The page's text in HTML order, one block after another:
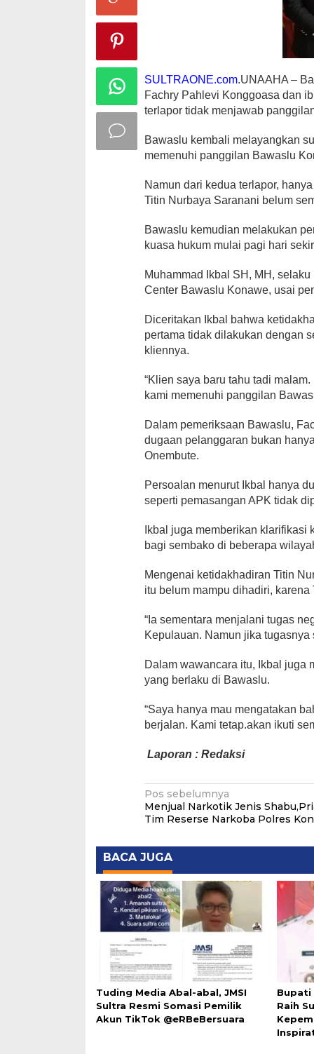
SULTRAONE.com.UNAAHA –
Fachry Pahlevi Konggoasa dan
terlapor tidak menjawab
Bawaslu kembali melayangkan
memenuhi panggilan Bawaslu
Namun dari kedua terlapor,
Titin Nurbaya Saranani belum
Bawaslu kemudian melakukan
kuasa hukum mulai pagi hari
Muhammad Ikbal SH, MH,
Center Bawaslu Konawe, usai
Diceritakan Ikbal bahwa
pertama tidak dilakukan dengan
kliennya.
“Klien saya baru tahu tadi
kami memenuhi panggilan
Dalam pemeriksaan Bawaslu,
dugaan pelanggaran bukan
Onembute.
Persoalan menurut Ikbal hanya
seperti pemasangan APK tidak
Ikbal juga memberikan
bagi sembako di beberapa
Mengenai ketidakhadiran Titin
itu belum mampu dihadiri,
“Ia sementara menjalani tugas
Kepulauan. Namun jika
Dalam wawancara itu, Ikbal juga
yang berlaku di Bawaslu.
“Saya hanya mau mengatakan
berjalan. Kami tetap.akan ikuti
Laporan : Redaksi
Navigasi
pos
Pos sebelumnya
Menjual Narkotik Jenis
Tim Reserse Narkoba Polres
BACA JUGA
Tuding Media Abal-abal, JMSI
Sultra Resmi Somasi Pemilik
Akun TikTok @eRBeBersuara
Bupati
Raih